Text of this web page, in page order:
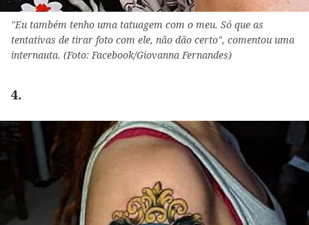
"Eu também tenho uma tatuagem com o meu. Só que as
tentativas de tirar foto com ele, não dão certo", comentou uma
internauta. (Foto: Facebook/Giovanna Fernandes)
4.